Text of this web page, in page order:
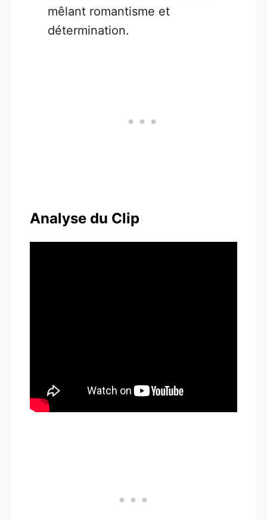
mêlant romantisme et
détermination.
Analyse du Clip